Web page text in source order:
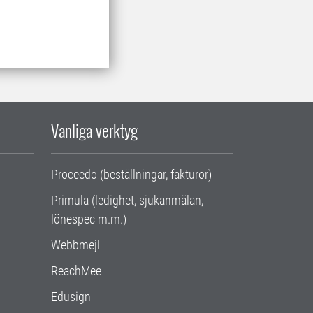
Vanliga verktyg
Proceedo (beställningar, fakturor)
Primula (ledighet, sjukanmälan,
lönespec m.m.)
Webbmejl
ReachMee
Edusign